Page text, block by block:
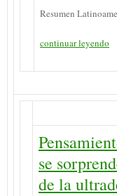
Resumen
continuar leyendo
se
de la